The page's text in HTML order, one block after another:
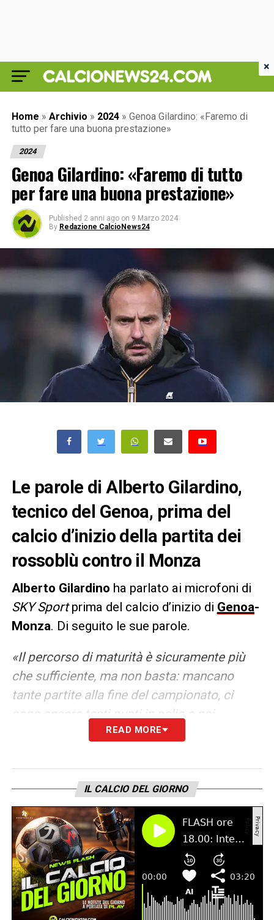
Home » Archivio » 2024 » Genoa Gilardino: «Faremo di
tutto per fare una buona prestazione»
2024
Genoa Gilardino: «Faremo di tutto
per fare una buona prestazione»
Published 2 anni ago on 9 Marzo 2024
By Redazione CalcioNews24
Le parole di Alberto Gilardino,
tecnico del Genoa, prima del
calcio d’inizio della partita dei
rossoblù contro il Monza
Alberto Gilardino ha parlato ai microfoni di
SKY Sportprima del calcio d’inizio di Genoa-
Monza. Di seguito le sue parole.
«Il percorso di maturità è sicuramente più
che sufficiente, ma non basta: mancano
tante partite alla fine del campionato, ci
sono ancora tanti punti in palio e noi
abbiamo l’obbligo e la volontà di andare a
l’atteggiamento, la prestazione il sacrificio,
quello che la squadra ha sempre dimostrato.
Anche questa sera la volontà è di affrontare
una squadra con talento, organizzata,
sappiamo l’importanza della gara e faremo
di tutto per fare una prestazione positiva».
LA PLAYLIST DELLE NOSTRE TOP NEWS
READ MORE
IL CALCIO DEL GIORNO
×